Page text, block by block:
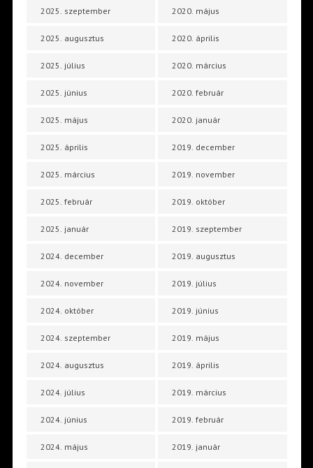
2025. szeptember
2025. augusztus
2025. július
2025. június
2025. május
2025. április
2025. március
2025. február
2025. január
2024. december
2024. november
2024. október
2024. szeptember
2024. augusztus
2024. július
2024. június
2024. május
2020. május
2020. április
2020. március
2020. február
2020. január
2019. december
2019. november
2019. október
2019. szeptember
2019. augusztus
2019. július
2019. június
2019. május
2019. április
2019. március
2019. február
2019. január